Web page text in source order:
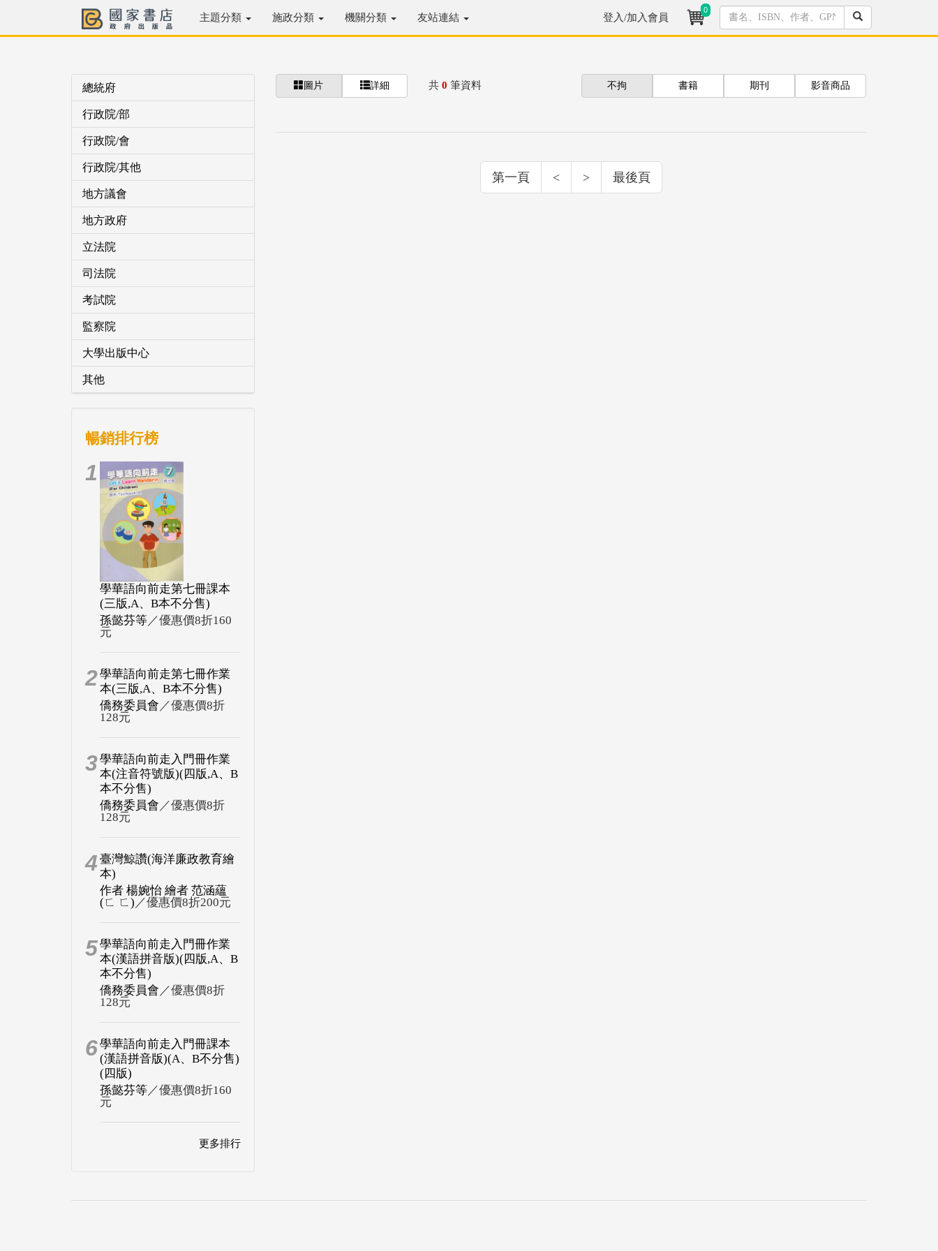
主題分類 施政分類 機關分類 友站連結 登入/加入會員
0
總統府
行政院/部
行政院/會
行政院/其他
地方議會
地方政府
立法院
司法院
考試院
監察院
大學出版中心
其他
暢銷排行榜
1
學華語向前走第七冊課本
(三版,A、B本不分售)
孫懿芬等／優惠價8折160
元
2學華語向前走第七冊作業
本(三版,A、B本不分售)
僑務委員會 ／優惠價8折
128元
3學華語向前走入門冊作業
本(注音符號版)(四版,A、B
本不分售)
僑務委員會 ／優惠價8折
128元
4 臺灣鯨讚(海洋廉政教育繪
本)
作者 楊婉怡 繪者 范涵蘊
(ㄈ ㄈ) ／優惠價8折200元
5學華語向前走入門冊作業
本(漢語拼音版)(四版,A、B
本不分售)
僑務委員會 ／優惠價8折
128元
6學華語向前走入門冊課本
(漢語拼音版)(A、B不分售)
(四版)
孫懿芬等／優惠價8折160
元
更多排行
圖片 詳細 共 0 筆資料 不拘 書籍 期刊 影音商品
第一頁 < > 最後頁